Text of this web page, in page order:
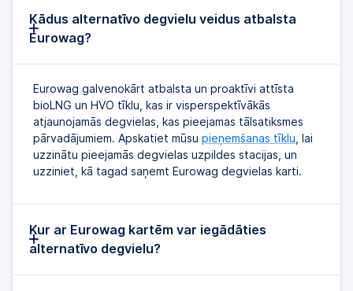
Kādus alternatīvo degvielu veidus atbalsta
Eurowag?
Eurowag galvenokārt atbalsta un proaktīvi attīsta
bioLNG un HVO tīklu, kas ir visperspektīvākās
atjaunojamās degvielas, kas pieejamas tālsatiksmes
pārvadājumiem. Apskatiet mūsu pieņemšanas tīklu , lai
uzzinātu pieejamās degvielas uzpildes stacijas, un
uzziniet, kā tagad saņemt Eurowag degvielas karti.
Kur ar Eurowag kartēm var iegādāties
alternatīvo degvielu?